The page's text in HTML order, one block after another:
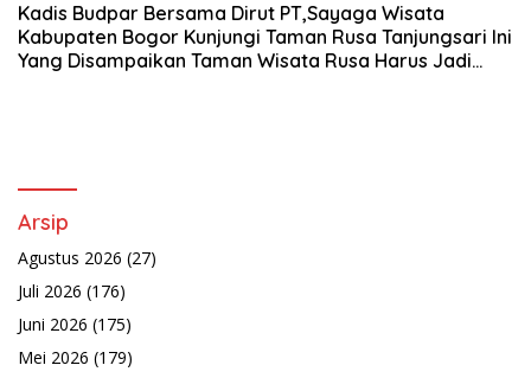
Kadis Budpar Bersama Dirut PT,Sayaga Wisata
Kabupaten Bogor Kunjungi Taman Rusa Tanjungsari Ini
Yang Disampaikan Taman Wisata Rusa Harus Jadi
Arsip
Agustus 2026 (27)
Juli 2026 (176)
Juni 2026 (175)
Mei 2026 (179)